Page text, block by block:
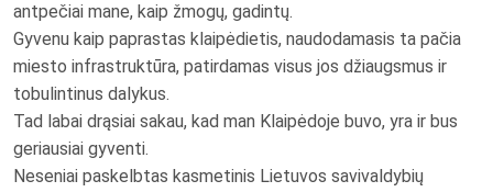
antpečiai mane, kaip žmogų, gadintų.
Gyvenu kaip paprastas klaipėdietis, naudodamasis ta pačia
miesto infrastruktūra, patirdamas visus jos džiaugsmus ir
tobulintinus dalykus.
Tad labai drąsiai sakau, kad man Klaipėdoje buvo, yra ir bus
geriausiai gyventi.
Neseniai paskelbtas kasmetinis Lietuvos savivaldybių